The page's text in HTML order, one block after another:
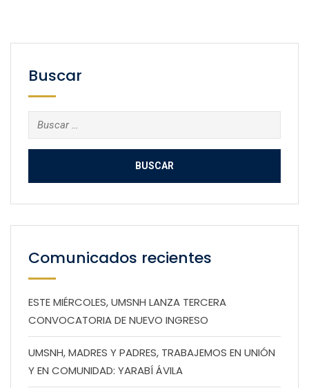
Buscar
Buscar:
Comunicados recientes
ESTE MIÉRCOLES, UMSNH LANZA TERCERA
CONVOCATORIA DE NUEVO INGRESO
UMSNH, MADRES Y PADRES, TRABAJEMOS EN UNIÓN
Y EN COMUNIDAD: YARABÍ ÁVILA